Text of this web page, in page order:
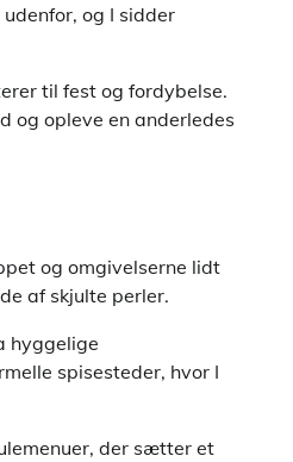
og I sidder
til fest og fordybelse.
og opleve en anderledes
og omgivelserne lidt
af skjulte perler.
hyggelige
spisesteder, hvor I
der sætter et